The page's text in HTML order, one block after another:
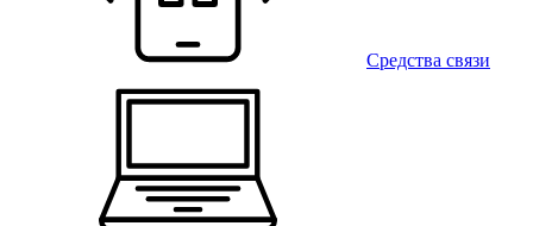
Средства связи